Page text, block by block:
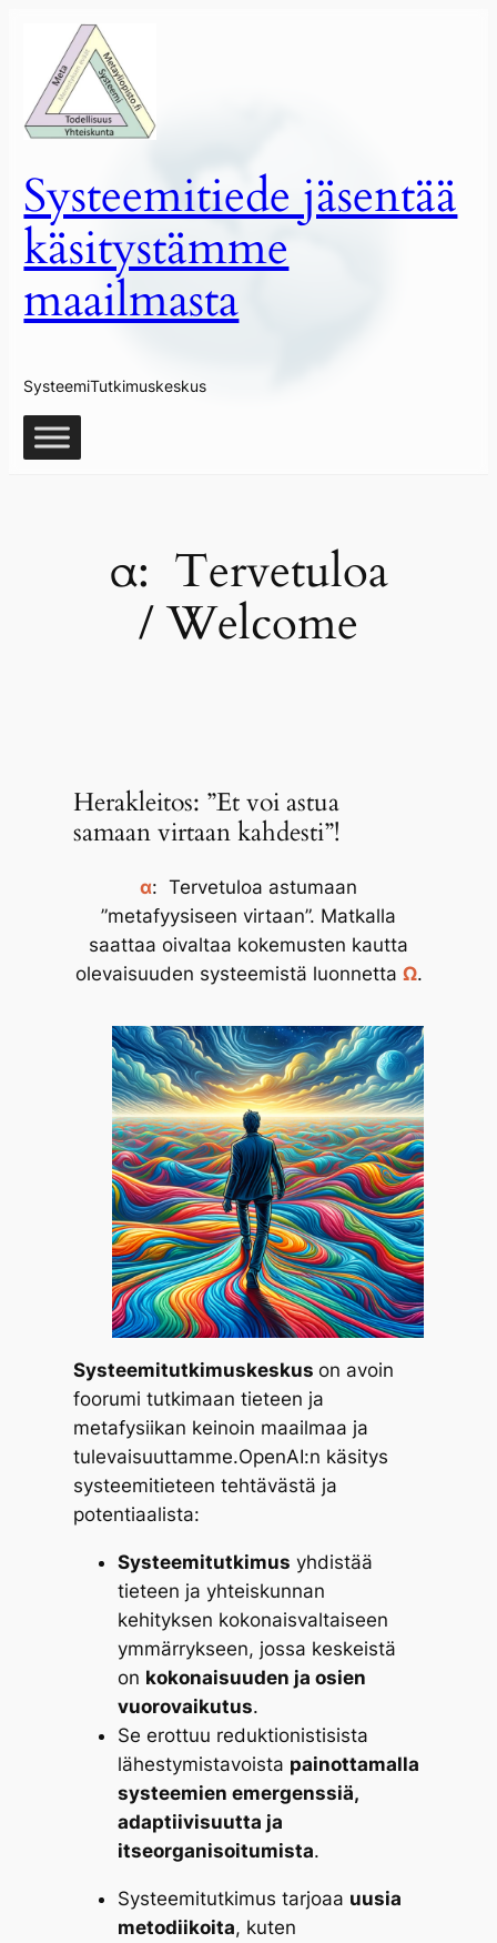
sisältöön
Systeemitiede jäsentää
käsitystämme
maailmasta
SysteemiTutkimuskeskus
α: Tervetuloa
/ Welcome
Herakleitos: ”Et voi astua
samaan virtaan kahdesti”!
α: Tervetuloa astumaan
”metafyysiseen virtaan”. Matkalla
saattaa oivaltaa kokemusten kautta
olevaisuuden systeemistä luonnetta Ω.
Systeemitutkimuskeskuson avoin
foorumi tutkimaan tieteen ja
metafysiikan keinoin maailmaa ja
tulevaisuuttamme.OpenAI:n käsitys
systeemitieteen tehtävästä ja
potentiaalista:
Systeemitutkimus yhdistää
tieteen ja yhteiskunnan
kehityksen kokonaisvaltaiseen
ymmärrykseen, jossa keskeistä
on kokonaisuuden ja osien
vuorovaikutus.
Se erottuu reduktionistisista
lähestymistavoista painottamalla
systeemien emergenssiä,
adaptiivisuutta ja
itseorganisoitumista.
Systeemitutkimus tarjoaa uusia
metodiikoita, kuten